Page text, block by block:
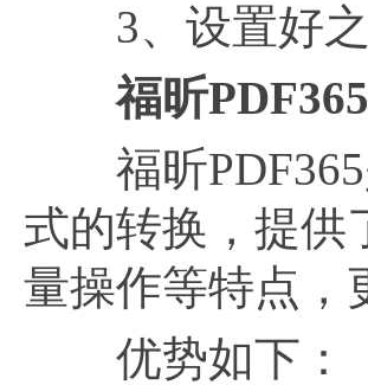
3、设置好之
福昕
福昕PDF365
式的转换，提供
量操作等特点，
优势如下：